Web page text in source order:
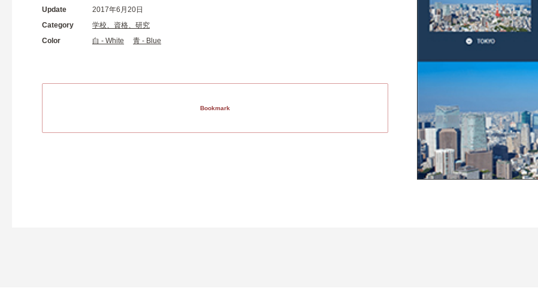
Update
2017年6月20日
Category
学校、資格、研究
Color
白 - White 青 - Blue
Bookmark